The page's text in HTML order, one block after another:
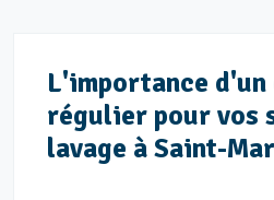
L'importance
régulier pour vos
lavage à Saint-